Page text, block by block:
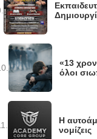
«13
όλοι
Η
νομίζεις